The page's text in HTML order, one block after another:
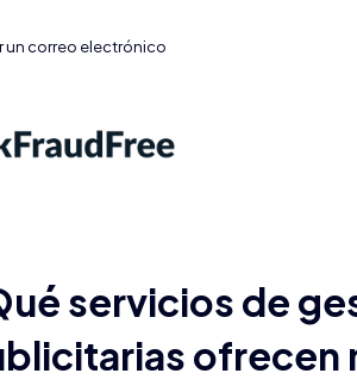
un correo electrónico
servicios de